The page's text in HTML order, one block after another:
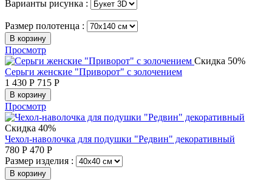
Варианты рисунка :
Размер полотенца :
В корзину
Просмотр
Скидка 50%
Серьги женские "Приворот" с золочением
1 430 Р 715 Р
В корзину
Просмотр
Скидка 40%
Чехол-наволочка для подушки "Редвин" декоративный
780 Р 470 Р
Размер изделия :
В корзину